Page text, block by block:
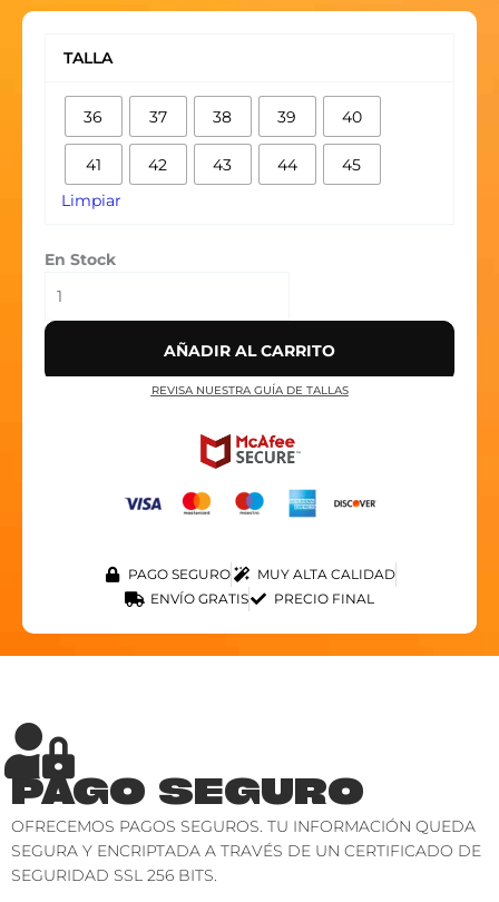
TALLA
36 37 38 39 40
41 42 43 44 45
Limpiar
En Stock
cantidad
AÑADIR AL CARRITO
REVISA NUESTRA GUÍA DE TALLAS
PAGO SEGURO
MUY ALTA CALIDAD
ENVÍO GRATIS
PRECIO FINAL
PAGO SEGURO
OFRECEMOS PAGOS SEGUROS. TU INFORMACIÓN QUEDA
SEGURA Y ENCRIPTADA A TRAVÉS DE UN CERTIFICADO DE
SEGURIDAD SSL 256 BITS.